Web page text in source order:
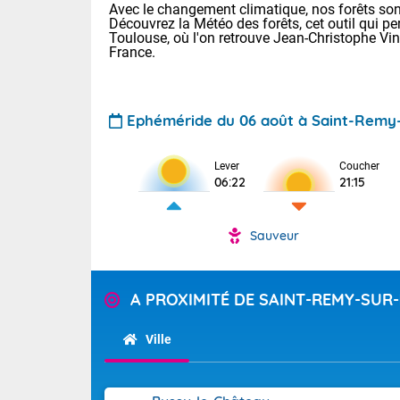
Pour la
Tendance
Avec le changement climatique, nos forêts
Découvrez la Météo des forêts, cet outil qui
Toulouse, où l'on retrouve Jean-Christophe
France.
Ephéméride du 06 août à Saint-
Lever
06:22
Coucher
21:15
Sauveur
A PROXIMITÉ DE SAINT-REMY-
Ville
Voici les
28 Lyon :
: 27 Nancy :
31 Lille : 26
Demain :
Calme,
alors que la